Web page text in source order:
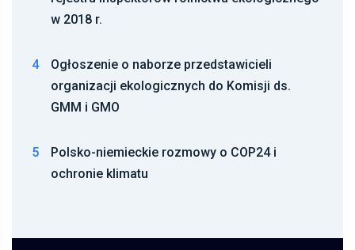
w 2018 r.
4
Ogłoszenie o naborze przedstawicieli
organizacji ekologicznych do Komisji ds.
GMM i GMO
5
Polsko-niemieckie rozmowy o COP24 i
ochronie klimatu